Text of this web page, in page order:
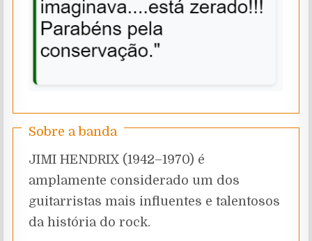
Sobre a banda
JIMI HENDRIX (1942–1970) é
amplamente considerado um dos
guitarristas mais influentes e talentosos
da história do rock.